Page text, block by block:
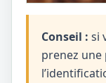
Conseil : si
prenez une